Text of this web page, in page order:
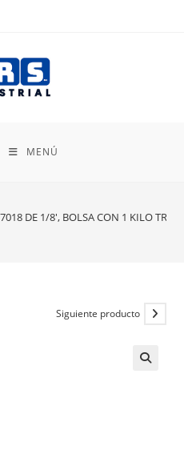
MENÚ
DE 1/8′, BOLSA CON 1 KILO
Siguiente producto